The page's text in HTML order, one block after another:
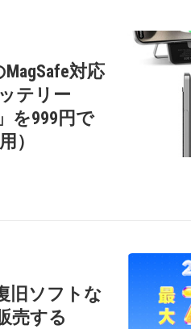
MagSafe対応
テリー
」を999円で
）
旧ソフトな
売する